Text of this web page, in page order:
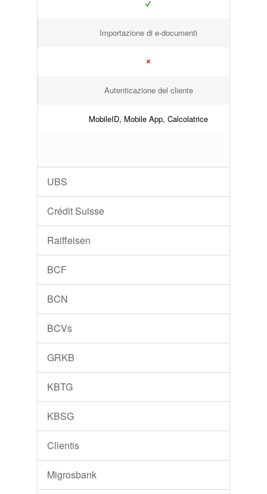
Importazione di e-documenti
Autenticazione del cliente
MobileID, Mobile App, Calcolatrice
UBS
Crédit Suisse
Raiffeisen
BCF
BCN
BCVs
GRKB
KBTG
KBSG
Clientis
Migrosbank